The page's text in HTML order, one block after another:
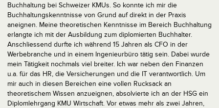
Buchhaltung bei Schweizer KMUs. So konnte ich mir die
Buchhaltungskenntnisse von Grund auf direkt in der Praxis
aneignen. Meine theoretischen Kenntnisse im Bereich Buchhaltung
erlangte ich mit der Ausbildung zum diplomierten Buchhalter.
Anschliessend durfte ich während 15 Jahren als CFO in der
Werbebranche und in einem Ingenieurbüro tätig sein. Dabei wurde
mein Tätigkeit nochmals viel breiter. Ich war neben den Finanzen
u.a. für das HR, die Versicherungen und die IT verantwortlich. Um
mir auch in diesen Bereichen eine vollen Rucksack an
theoretischem Wissen anzueignen, absolvierte ich an der HSG ein
Diplomlehrgang KMU Wirtschaft. Vor etwas mehr als zwei Jahren,